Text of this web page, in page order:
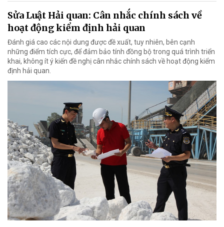
Sửa Luật Hải quan: Cân nhắc chính sách về
hoạt động kiểm định hải quan
Đánh giá cao các nội dung được đề xuất, tuy nhiên, bên cạnh
những điểm tích cực, để đảm bảo tính đồng bộ trong quá trình triển
khai, không ít ý kiến đề nghị cân nhắc chính sách về hoạt động kiểm
định hải quan.